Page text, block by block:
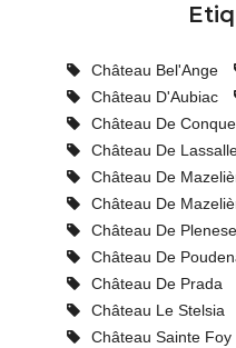
Château Bel'Ange
Château D'Aubiac
Château De
Château De
Château De
Château De
Château De
Château De
Château De Prada
Château Le Stelsia
Château Sainte Foy